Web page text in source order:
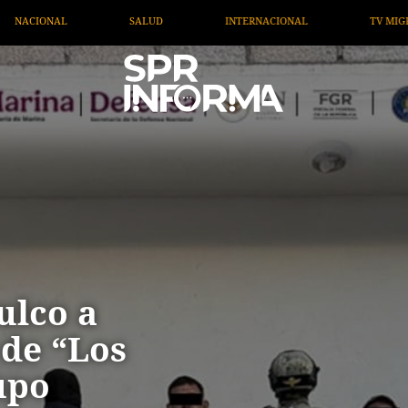
INTERNACIONAL TV MIGRANTE INFORMA OPINIÓN
a
“Los